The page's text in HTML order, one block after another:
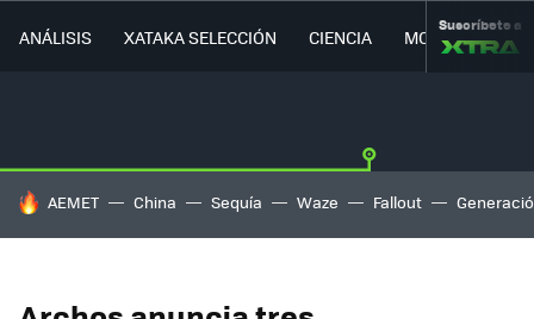
ANÁLISIS XATAKA SELECCIÓN CIENCIA MOVILIDAD
Suscríbete a
HOY SE HABLA DE
AEMET China Sequía Waze Fallout